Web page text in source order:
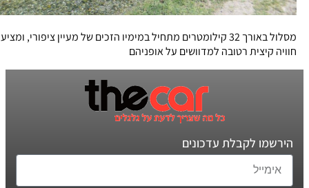
מסלול באורך 32 קילומטרים מתחיל במימיו הזכים של מעיין ציפורי, ומציע
חוויה קיצית רטובה למדוושים על אופניהם
הירשמו לקבלת עדכונים